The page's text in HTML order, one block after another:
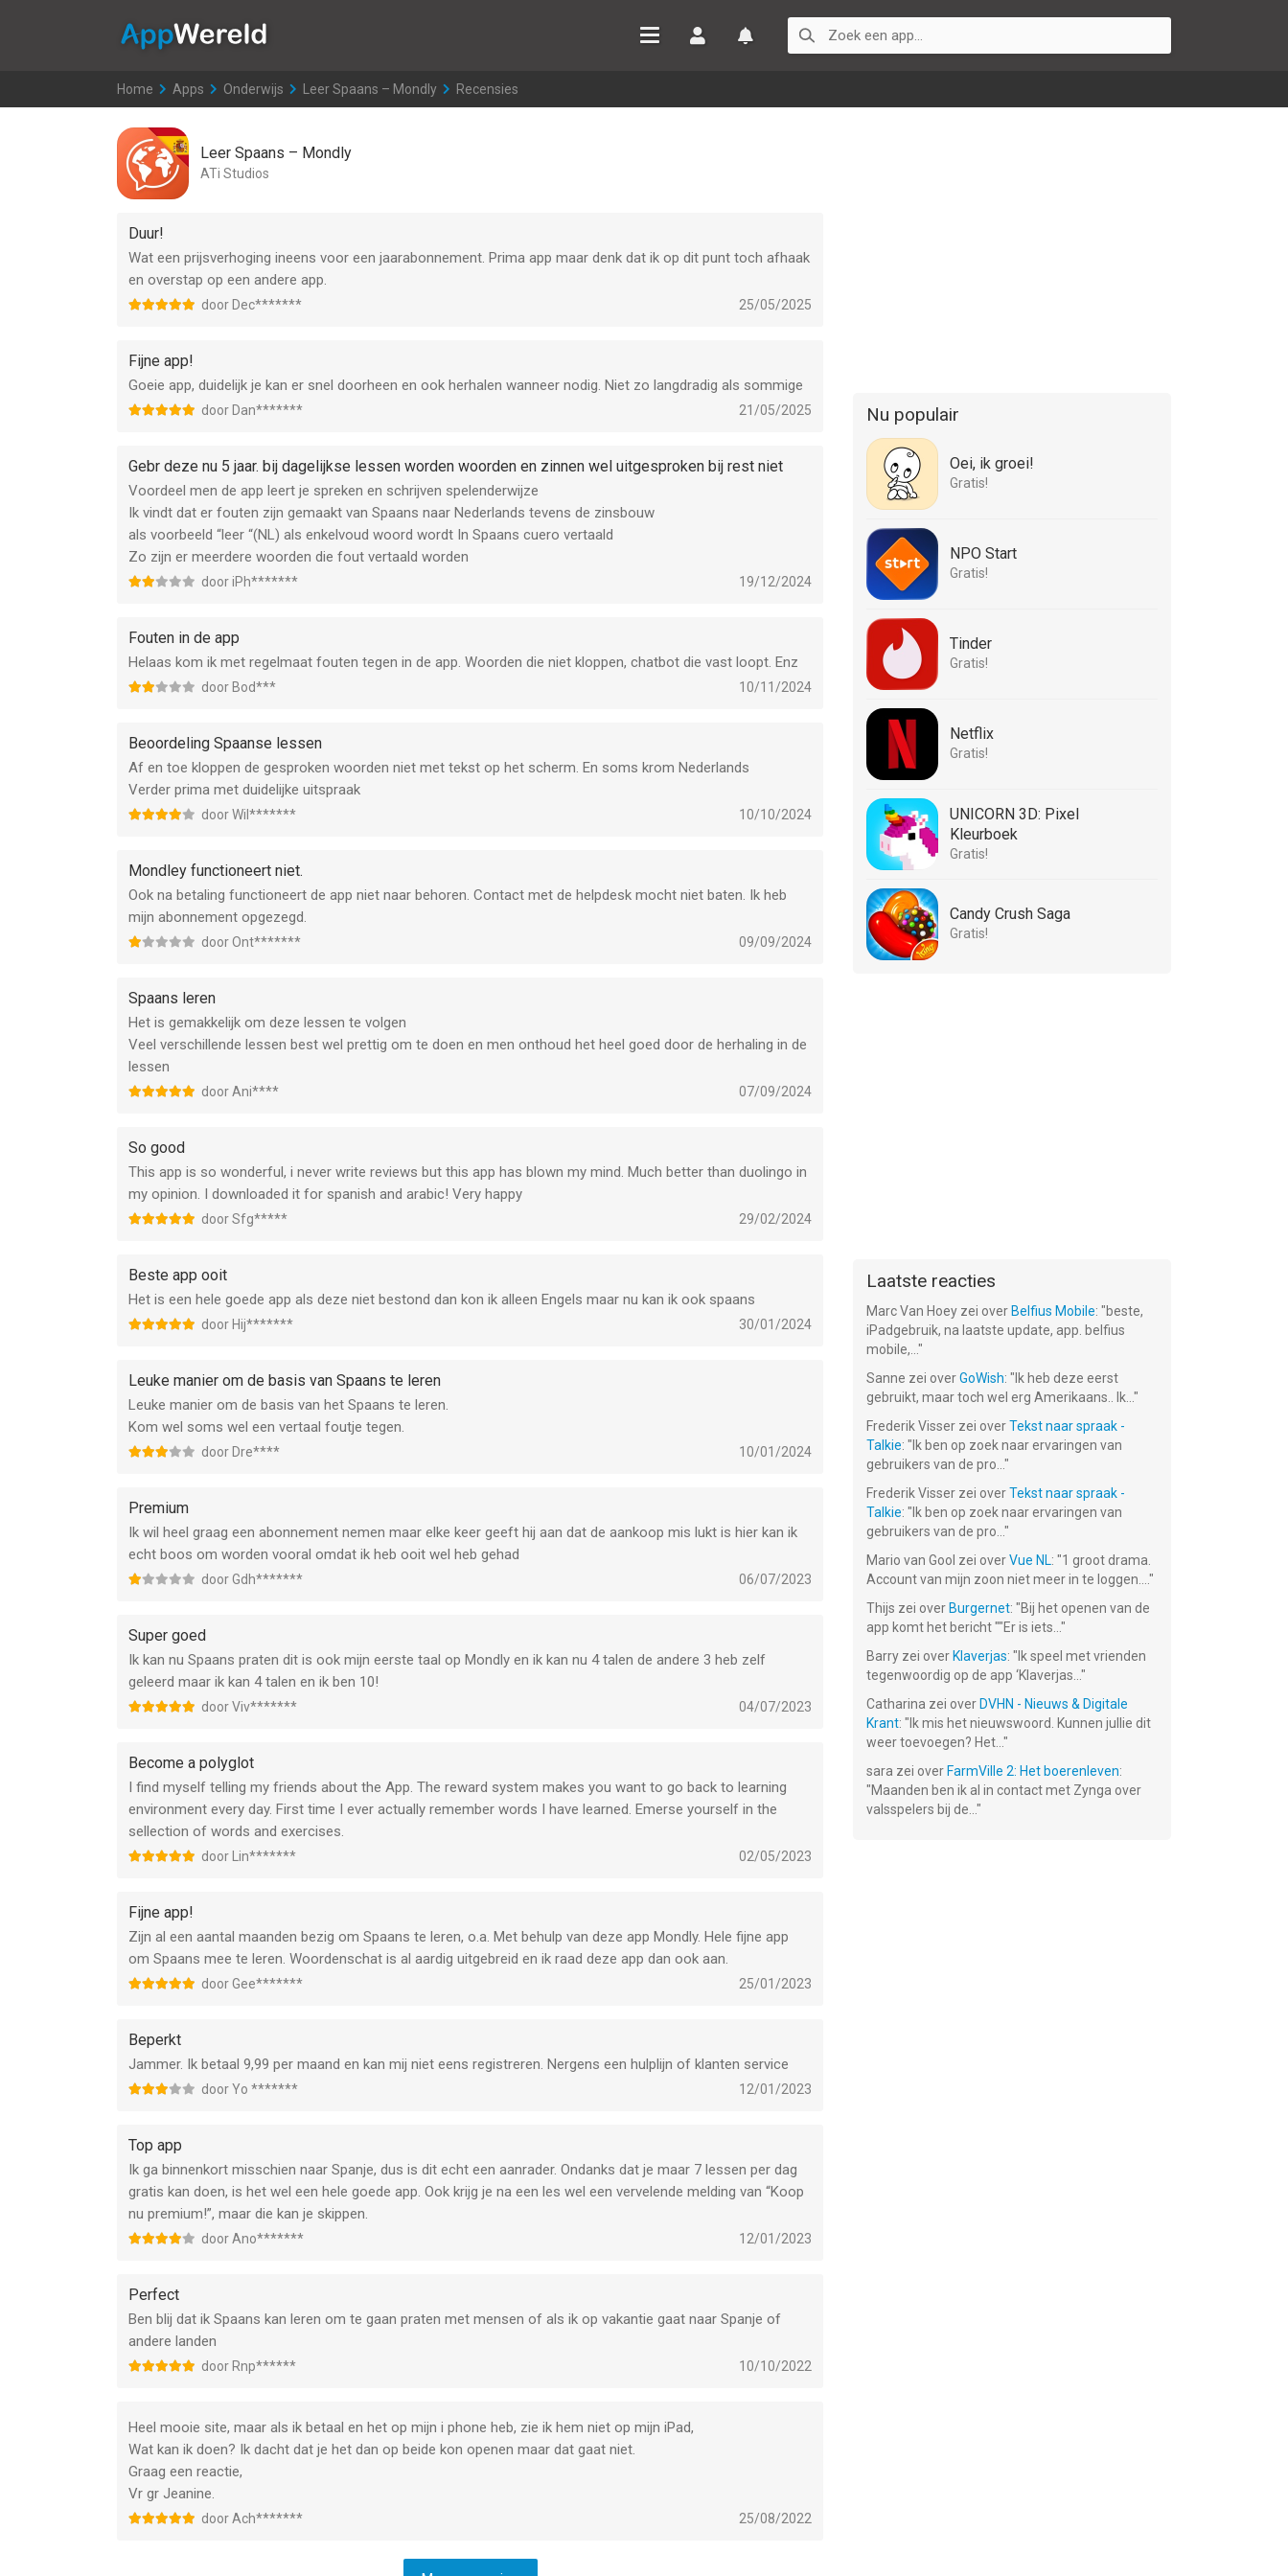
Home >
Apps >
Onderwijs >Leer Spaans – Mondly >
Recensies
Leer Spaans – Mondly
ATi Studios
Duur!
Wat een prijsverhoging ineens voor een jaarabonnement. Prima app maar denk dat ik op dit punt toch afhaak
en overstap op een andere app.
door Dec******* 25/05/2025
Fijne app!
Goeie app, duidelijk je kan er snel doorheen en ook herhalen wanneer nodig. Niet zo langdradig als sommige
door Dan******* 21/05/2025
Gebr deze nu 5 jaar. bij dagelijkse lessen worden woorden en zinnen wel uitgesproken bij rest niet
Voordeel men de app leert je spreken en schrijven spelenderwijze
Ik vindt dat er fouten zijn gemaakt van Spaans naar Nederlands tevens de zinsbouw
als voorbeeld “leer “(NL) als enkelvoud woord wordt In Spaans cuero vertaald
Zo zijn er meerdere woorden die fout vertaald worden
door iPh******* 19/12/2024
Fouten in de app
Helaas kom ik met regelmaat fouten tegen in de app. Woorden die niet kloppen, chatbot die vast loopt. Enz
door Bod*** 10/11/2024
Beoordeling Spaanse lessen
Af en toe kloppen de gesproken woorden niet met tekst op het scherm. En soms krom Nederlands
Verder prima met duidelijke uitspraak
door Wil******* 10/10/2024
Mondley functioneert niet.
Ook na betaling functioneert de app niet naar behoren. Contact met de helpdesk mocht niet baten. Ik heb
mijn abonnement opgezegd.
door Ont******* 09/09/2024
Spaans leren
Het is gemakkelijk om deze lessen te volgen
Veel verschillende lessen best wel prettig om te doen en men onthoud het heel goed door de herhaling in de
lessen
door Ani**** 07/09/2024
So good
This app is so wonderful, i never write reviews but this app has blown my mind. Much better than duolingo in
my opinion. I downloaded it for spanish and arabic! Very happy
door Sfg***** 29/02/2024
Beste app ooit
Het is een hele goede app als deze niet bestond dan kon ik alleen Engels maar nu kan ik ook spaans
door Hij******* 30/01/2024
Leuke manier om de basis van Spaans te leren
Leuke manier om de basis van het Spaans te leren.
Kom wel soms wel een vertaal foutje tegen.
door Dre**** 10/01/2024
Premium
Ik wil heel graag een abonnement nemen maar elke keer geeft hij aan dat de aankoop mis lukt is hier kan ik
echt boos om worden vooral omdat ik heb ooit wel heb gehad
door Gdh******* 06/07/2023
Super goed
Ik kan nu Spaans praten dit is ook mijn eerste taal op Mondly en ik kan nu 4 talen de andere 3 heb zelf
geleerd maar ik kan 4 talen en ik ben 10!
door Viv******* 04/07/2023
Become a polyglot
I find myself telling my friends about the App. The reward system makes you want to go back to learning
environment every day. First time I ever actually remember words I have learned. Emerse yourself in the
sellection of words and exercises.
door Lin******* 02/05/2023
Fijne app!
Zijn al een aantal maanden bezig om Spaans te leren, o.a. Met behulp van deze app Mondly. Hele fijne app
om Spaans mee te leren. Woordenschat is al aardig uitgebreid en ik raad deze app dan ook aan.
door Gee******* 25/01/2023
Beperkt
Jammer. Ik betaal 9,99 per maand en kan mij niet eens registreren. Nergens een hulplijn of klanten service
door Yo ******* 12/01/2023
Top app
Ik ga binnenkort misschien naar Spanje, dus is dit echt een aanrader. Ondanks dat je maar 7 lessen per dag
gratis kan doen, is het wel een hele goede app. Ook krijg je na een les wel een vervelende melding van “Koop
nu premium!”, maar die kan je skippen.
door Ano******* 12/01/2023
Perfect
Ben blij dat ik Spaans kan leren om te gaan praten met mensen of als ik op vakantie gaat naar Spanje of
andere landen
door Rnp****** 10/10/2022
Heel mooie site, maar als ik betaal en het op mijn i phone heb, zie ik hem niet op mijn iPad,
Wat kan ik doen? Ik dacht dat je het dan op beide kon openen maar dat gaat niet.
Graag een reactie,
Vr gr Jeanine.
door Ach******* 25/08/2022
Nu populair
Oei, ik groei!
Gratis!
NPO Start
Gratis!
Tinder
Gratis!
Netflix
Gratis!
UNICORN 3D: Pixel
Kleurboek
Gratis!
Candy Crush Saga
Gratis!
Laatste reacties
Marc Van Hoey zei over Belfius Mobile: "beste,
iPadgebruik, na laatste update, app. belfius
mobile,... "
Sanne zei overGoWish: " Ik heb deze eerst
gebruikt, maar toch wel erg Amerikaans.. Ik... "
Frederik Visser zei overTekst naar spraak -
Talkie: " Ik ben op zoek naar ervaringen van
gebruikers van de pro... "
Frederik Visser zei overTekst naar spraak -
Talkie: " Ik ben op zoek naar ervaringen van
gebruikers van de pro... "
Mario van Gool zei overVue NL: "1 groot drama.
Account van mijn zoon niet meer in te loggen.... "
Thijs zei over Burgernet: "Bij het openen van de
app komt het bericht ""Er is iets... "
Barry zei over Klaverjas: " Ik speel met vrienden
tegenwoordig op de app ‘Klaverjas... "
Catharina zei over DVHN - Nieuws & Digitale
Krant: " Ik mis het nieuwswoord. Kunnen jullie dit
weer toevoegen? Het... "
sara zei over FarmVille 2: Het boerenleven:
"Maanden ben ik al in contact met Zynga over
valsspelers bij de... "